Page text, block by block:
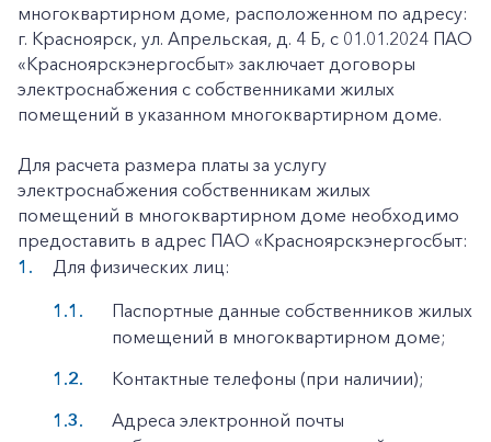
многоквартирном доме, расположенном по адресу:
г. Красноярск, ул. Апрельская, д. 4 Б, с 01.01.2024 ПАО
«Красноярскэнергосбыт» заключает договоры
электроснабжения с собственниками жилых
помещений в указанном многоквартирном доме.
Для расчета размера платы за услугу
электроснабжения собственникам жилых
помещений в многоквартирном доме необходимо
предоставить в адрес ПАО «Красноярскэнергосбыт:
Для физических лиц:
Паспортные данные собственников жилых
помещений в многоквартирном доме;
Контактные телефоны (при наличии);
Адреса электронной почты